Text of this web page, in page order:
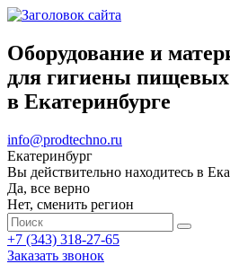
Оборудование и
для гигиены пищевых
в Екатеринбурге
info@prodtechno.ru
Екатеринбург
Вы действительно находитесь в
Да, все верно
Нет, сменить регион
+7 (343) 318-27-65
Заказать звонок